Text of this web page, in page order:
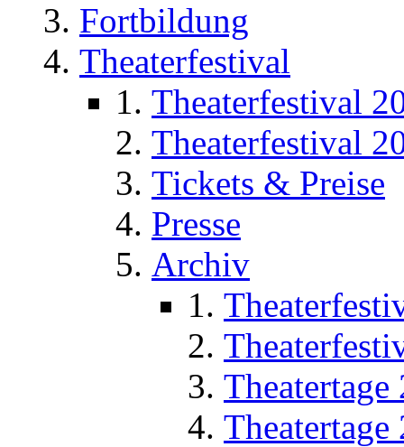
Fortbildung
Theaterfestival
Theaterfestival
Theaterfestival
Tickets & Preise
Presse
Archiv
Theatertage
Theatertage